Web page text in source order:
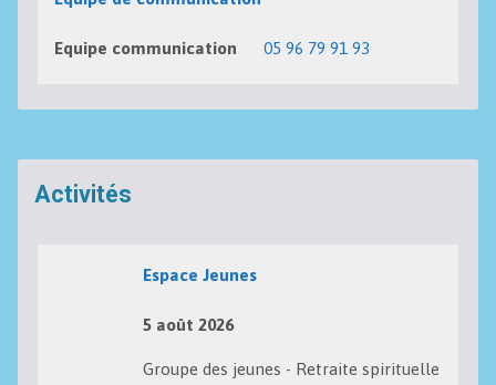
Equipe communication 05 96 79 91 93
Activités
Espace Jeunes
5 août 2026
Groupe des jeunes - Retraite spirituelle